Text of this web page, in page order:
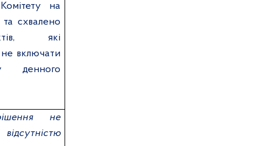
на
та схвалено
які
включати
денного
не